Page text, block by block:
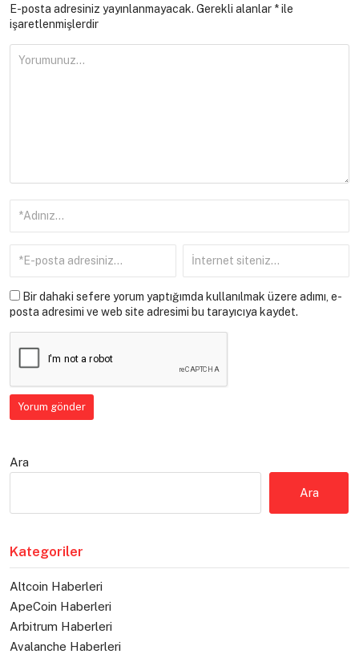
E-posta adresiniz yayınlanmayacak. Gerekli alanlar *ile
işaretlenmişlerdir
Bir dahaki sefere yorum yaptığımda kullanılmak üzere adımı, e-
posta adresimi ve web site adresimi bu tarayıcıya kaydet.
Ara
Ara
Kategoriler
Altcoin Haberleri
ApeCoin Haberleri
Arbitrum Haberleri
Avalanche Haberleri